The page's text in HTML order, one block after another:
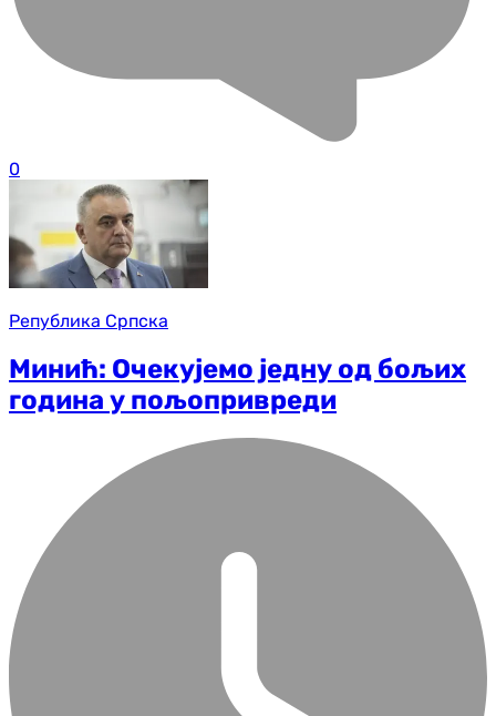
0
Република Српска
Минић: Очекујемо једну од бољих
година у пољопривреди